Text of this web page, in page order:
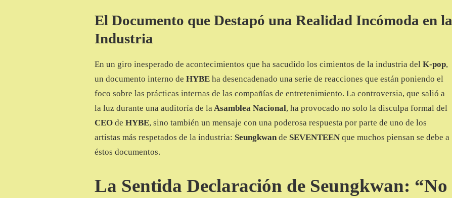
El Documento que Destapó una Realidad Incómoda en la
Industria
En un giro inesperado de acontecimientos que ha sacudido los cimientos de la industria del K-pop,
un documento interno de HYBE ha desencadenado una serie de reacciones que están poniendo el
foco sobre las prácticas internas de las compañías de entretenimiento. La controversia, que salió a
la luz durante una auditoría de la Asamblea Nacional, ha provocado no solo la disculpa formal del
CEO de HYBE, sino también un mensaje con una poderosa respuesta por parte de uno de los
artistas más respetados de la industria: Seungkwan de SEVENTEEN que muchos piensan se debe a
éstos documentos.
La Sentida Declaración de Seungkwan: “No